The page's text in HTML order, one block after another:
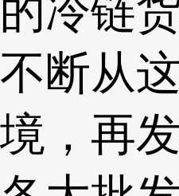
的冷链
不断从
境，再